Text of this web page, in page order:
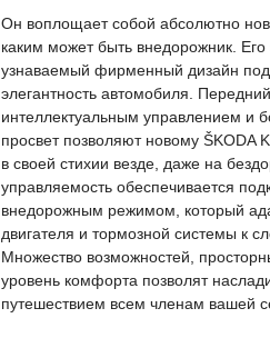
Он воплощает собой абсолютно
каким может быть внедорожник.
узнаваемый фирменный дизайн
элегантность автомобиля.
интеллектуальным управлением и
просвет позволяют новому ŠKODA
в своей стихии везде, даже на
управляемость обеспечивается
внедорожным режимом, который
двигателя и тормозной системы к
Множество возможностей,
уровень комфорта позволят
путешествием всем членам вашей